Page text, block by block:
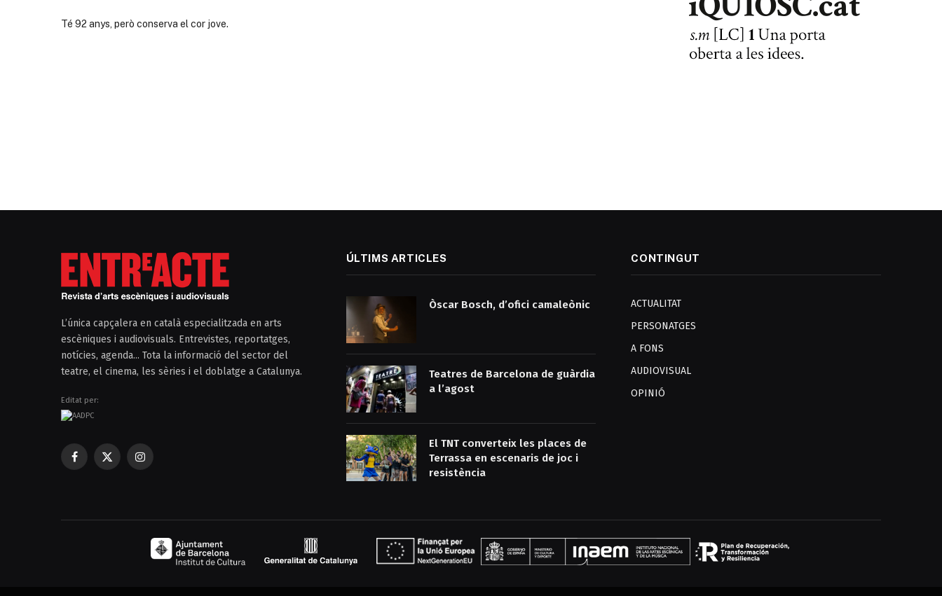
Té 92 anys, però conserva el cor jove.
L’única capçalera en català especialitzada en arts
escèniques i audiovisuals. Entrevistes, reportatges,
notícies, agenda... Tota la informació del sector del
teatre, el cinema, les sèries i el doblatge a Catalunya.
Editat per:
Facebook
X
Instagram
ÚLTIMS ARTICLES
Òscar Bosch, d’ofici camaleònic
Teatres de Barcelona de guàrdia
a l’agost
El TNT converteix les places de
Terrassa en escenaris de joc i
resistència
CONTINGUT
ACTUALITAT
PERSONATGES
A FONS
AUDIOVISUAL
OPINIÓ